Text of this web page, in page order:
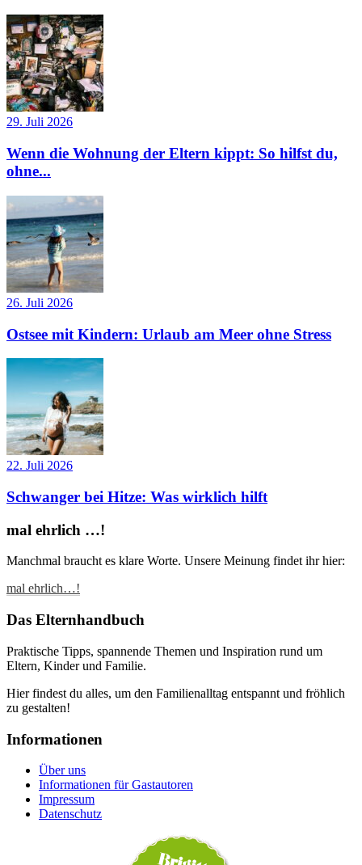
29. Juli 2026
Wenn die Wohnung der Eltern kippt: So hilfst du,
ohne...
26. Juli 2026
Ostsee mit Kindern: Urlaub am Meer ohne Stress
22. Juli 2026
Schwanger bei Hitze: Was wirklich hilft
mal ehrlich …!
Manchmal braucht es klare Worte. Unsere Meinung findet ihr hier:
mal ehrlich…!
Das Elternhandbuch
Praktische Tipps, spannende Themen und Inspiration rund um
Eltern, Kinder und Familie.
Hier findest du alles, um den Familienalltag entspannt und fröhlich
zu gestalten!
Informationen
Über uns
Informationen für Gastautoren
Impressum
Datenschutz